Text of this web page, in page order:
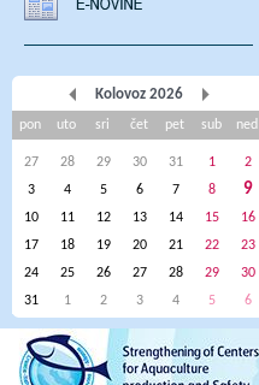
Kolovoz 2026
pon uto sri čet pet sub ned
27 28 29 30 31 1
2
3
4 5 6 7 8 9
10 11 12 13 14 15
16
17
18 19 20 21 22
23
24
25 26 27 28 29
30
31
1 2 3 4 5 6